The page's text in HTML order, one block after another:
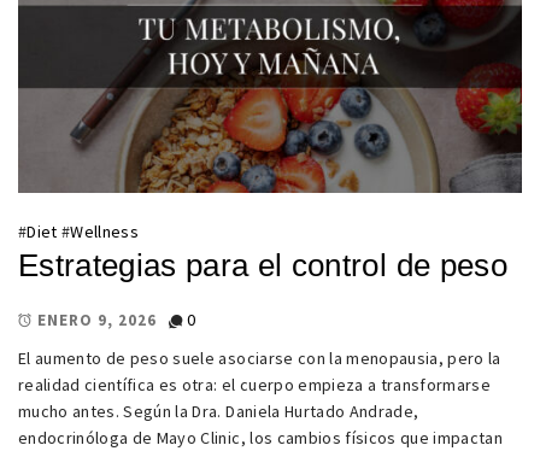
#Diet #Wellness
Estrategias para el control de peso
ENERO 9, 2026
0
El aumento de peso suele asociarse con la menopausia, pero la
realidad científica es otra: el cuerpo empieza a transformarse
mucho antes. Según la Dra. Daniela Hurtado Andrade,
endocrinóloga de Mayo Clinic, los cambios físicos que impactan